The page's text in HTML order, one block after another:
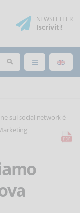
NEWSLETTER
Iscriviti!
sui social network è